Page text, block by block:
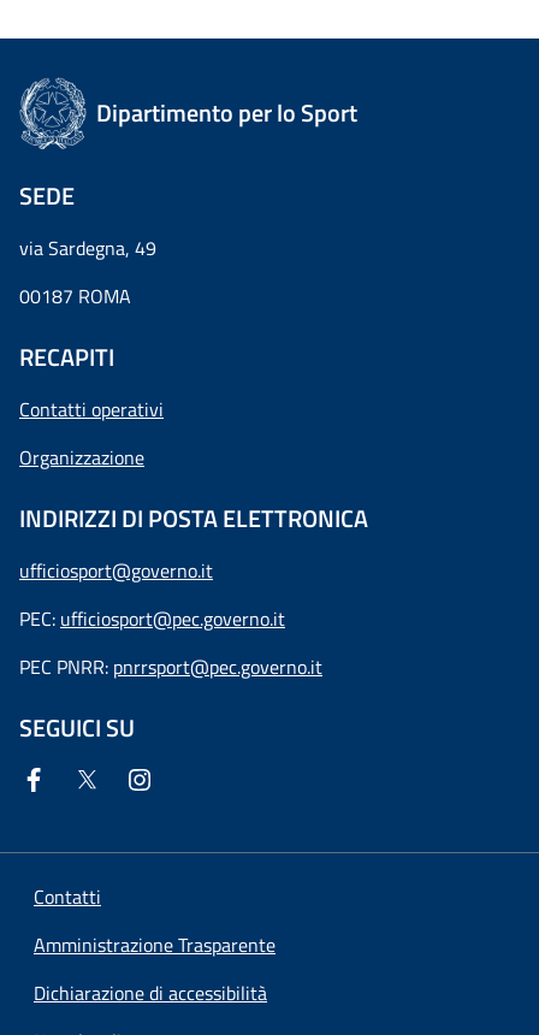
Dipartimento per lo Sport
SEDE
via Sardegna, 49
00187 ROMA
RECAPITI
Contatti operativi
Organizzazione
INDIRIZZI DI POSTA ELETTRONICA
ufficiosport@governo.it
PEC: ufficiosport@pec.governo.it
PEC PNRR: pnrrsport@pec.governo.it
SEGUICI SU
Contatti
Amministrazione Trasparente
Dichiarazione di accessibilità